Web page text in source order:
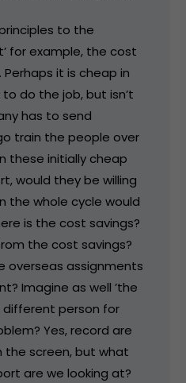
to the
for example, the cost
it is cheap in
do the job, but isn’t
has to send
train the people over
these initially cheap
would they be willing
the whole cycle would
is the cost savings?
the cost savings?
overseas assignments
Imagine as well ’the
person for
Yes, record are
the screen, but what
are we looking at?